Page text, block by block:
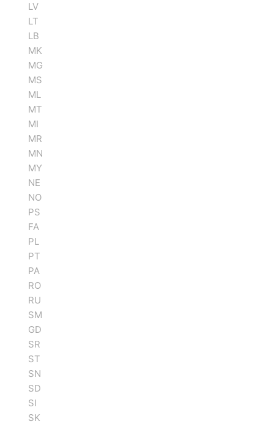
LV
LT
LB
MK
MG
MS
ML
MT
MI
MR
MN
MY
NE
NO
PS
FA
PL
PT
PA
RO
RU
SM
GD
SR
ST
SN
SD
SI
SK